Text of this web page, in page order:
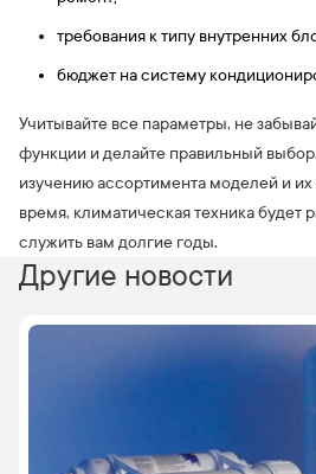
требования к типу внутренних
бюджет на систему
Учитывайте все параметры, не
функции и делайте правильный
изучению ассортимента моделей и
время, климатическая техника будет
служить вам долгие годы.
Другие новости